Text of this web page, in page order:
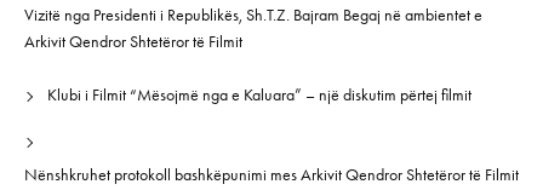
Vizitë nga Presidenti i Republikës, Sh.T.Z. Bajram Begaj në ambientet e
Arkivit Qendror Shtetëror të Filmit
Klubi i Filmit “Mësojmë nga e Kaluara” – një diskutim përtej filmit
Nënshkruhet protokoll bashkëpunimi mes Arkivit Qendror Shtetëror të Filmit